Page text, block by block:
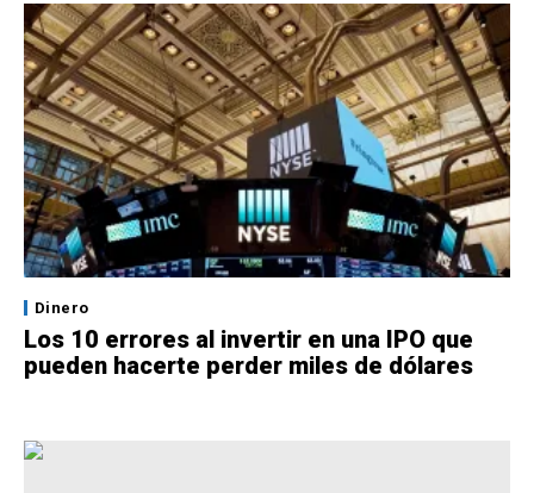
Dinero
Los 10 errores al invertir en una IPO que
pueden hacerte perder miles de dólares